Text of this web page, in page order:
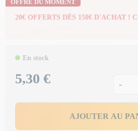
OFFRE DU MOMENT
20€ OFFERTS DÈS 150€ D'ACHAT !
En stock
Prix
5,30 € -
AJOUTER AU